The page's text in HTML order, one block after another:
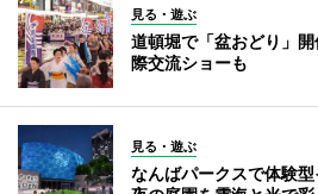
見る・遊ぶ
道頓堀で「盆おどり」
際交流ショーも
見る・遊ぶ
なんばパークスで体験